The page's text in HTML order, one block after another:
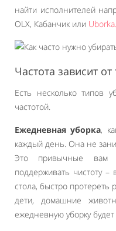
найти исполнителей
OLX, Кабанчик или
Частота зависит
Есть несколько типов
частотой.
Ежедневная уборка,
каждый день. Она не
Это привычные вам
поддерживать чистоту
стола, быстро протереть
дети, домашние
ежедневную уборку